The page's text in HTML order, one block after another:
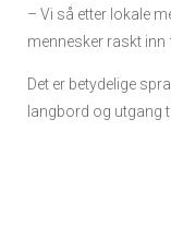
– Vi så etter lokale
mennesker raskt inn
Det er betydelige
langbord og utgang